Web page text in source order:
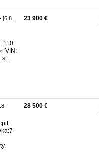
[6.8.
110
s ...
23 900 €
28 500 €